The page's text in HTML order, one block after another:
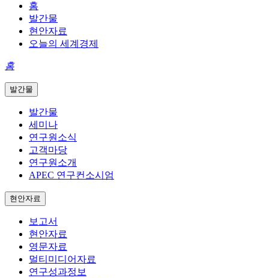
홈
발간물
현안자료
오늘의 세계경제
홈
발간물
발간물
세미나
연구원소식
고객마당
연구원소개
APEC 연구컨소시엄
현안자료
보고서
현안자료
영문자료
멀티미디어자료
연구성과정보